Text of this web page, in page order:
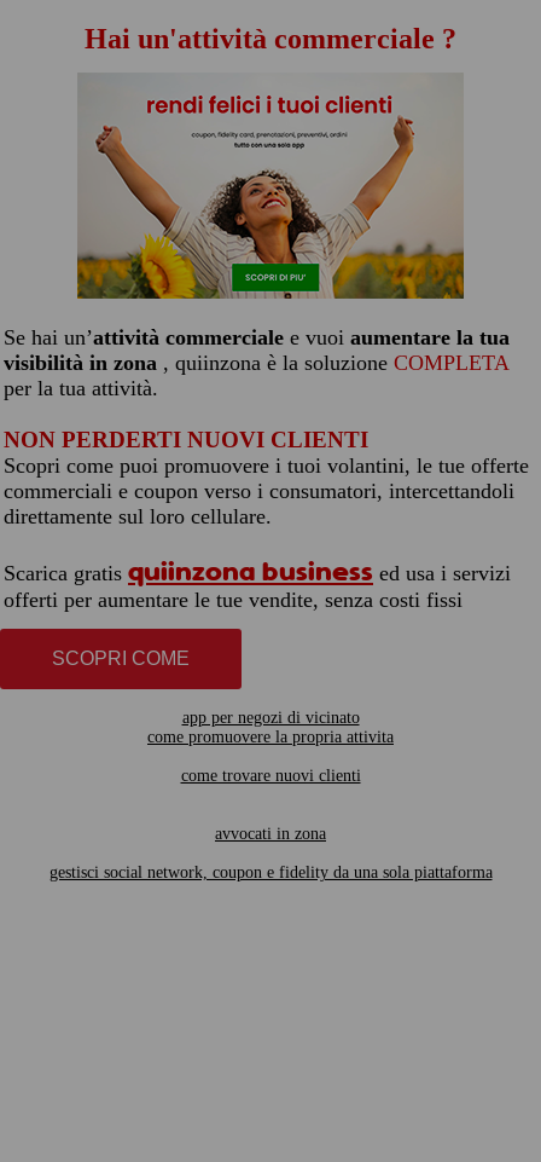
Hai un'attività commerciale ?
Se hai un’attività commerciale e vuoi aumentare la tua
visibilità in zona , quiinzona è la soluzione COMPLETA
per la tua attività.
NON PERDERTI NUOVI CLIENTI
Scopri come puoi promuovere i tuoi volantini, le tue offerte
commerciali e coupon verso i consumatori, intercettandoli
direttamente sul loro cellulare.
Scarica gratis quiinzona business ed usa i servizi
offerti per aumentare le tue vendite, senza costi fissi
SCOPRI COME
app per negozi di vicinato
come promuovere la propria attivita
come trovare nuovi clienti
avvocati in zona
gestisci social network, coupon e fidelity da una sola piattaforma